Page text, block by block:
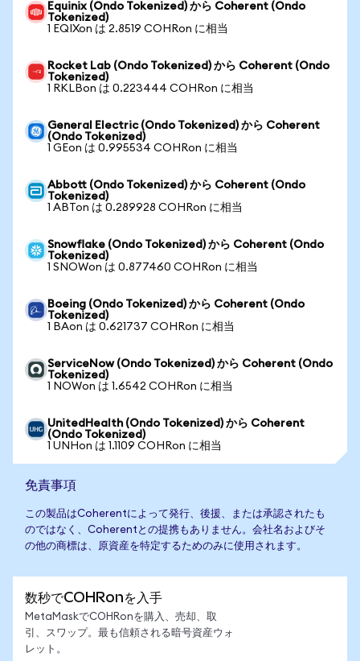
Equinix (Ondo Tokenized) から Coherent (Ondo
Tokenized)
1 EQIXon は 2.8519 COHRon に相当
Rocket Lab (Ondo Tokenized) から Coherent (Ondo
Tokenized)
1 RKLBon は 0.223444 COHRon に相当
General Electric (Ondo Tokenized) から Coherent
(Ondo Tokenized)
1 GEon は 0.995534 COHRon に相当
Abbott (Ondo Tokenized) から Coherent (Ondo
Tokenized)
1 ABTon は 0.289928 COHRon に相当
Snowflake (Ondo Tokenized) から Coherent (Ondo
Tokenized)
1 SNOWon は 0.877460 COHRon に相当
Boeing (Ondo Tokenized) から Coherent (Ondo
Tokenized)
1 BAon は 0.621737 COHRon に相当
ServiceNow (Ondo Tokenized) から Coherent (Ondo
Tokenized)
1 NOWon は 1.6542 COHRon に相当
UnitedHealth (Ondo Tokenized) から Coherent
(Ondo Tokenized)
1 UNHon は 1.1109 COHRon に相当
免責事項
この製品はCoherentによって発行、後援、または承認されたも
のではなく、Coherentとの提携もありません。会社名およびそ
の他の商標は、原資産を特定するためのみに使用されます。
数秒でCOHRonを入手
MetaMaskでCOHRonを購入、売却、取
引、スワップ。最も信頼される暗号資産ウォ
レット。